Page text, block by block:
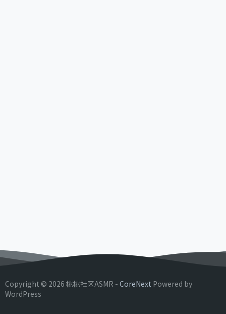
Copyright © 2026 桃桃社区ASMR - CoreNext Powered by
WordPress